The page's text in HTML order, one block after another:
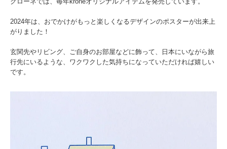
2024年は、おでかけがもっと楽しくなるデザインのポスターが出来上
がりました！
玄関先やリビング、ご自身のお部屋などに飾って、日本にいながら旅
行先にいるような、ワクワクした気持ちになっていただければ嬉しい
です。